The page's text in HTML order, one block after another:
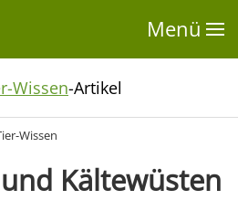
Menü
Wissen-Artikel
Wissen
Kältewüsten